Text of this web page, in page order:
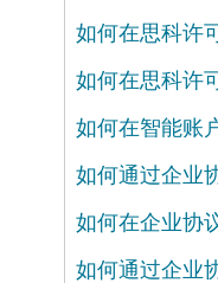
如何在思科许
如何在思科许
如何在智能账
如何通过企业
如何在企业协
如何通过企业